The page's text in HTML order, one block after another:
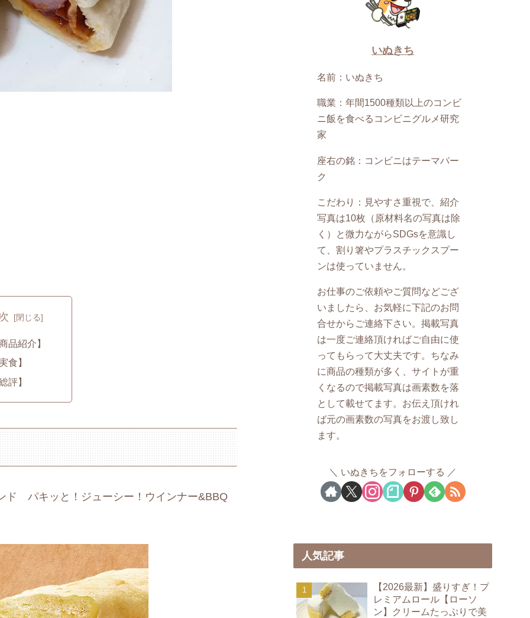
品紹介】
食】
評】
ド パキッと！ジューシー！ウインナー&BBQ
いぬきち
名前：いぬきち
職業：年間1500種類以上のコンビ
ニ飯を食べるコンビニグルメ研究
家
座右の銘：コンビニはテーマパー
ク
こだわり：見やすさ重視で、紹介
写真は10枚（原材料名の写真は除
く）と微力ながらSDGsを意識し
て、割り箸やプラスチックスプー
ンは使っていません。
お仕事のご依頼やご質問などござ
いましたら、お気軽に下記のお問
合せからご連絡下さい。掲載写真
は一度ご連絡頂ければご自由に使
ってもらって大丈夫です。ちなみ
に商品の種類が多く、サイトが重
くなるので掲載写真は画素数を落
として載せてます。お伝え頂けれ
ば元の画素数の写真をお渡し致し
ます。
いぬきちをフォローする
人気記事
【2026最新】盛りすぎ！プ
レミアムロール【ローソ
ン】クリームたっぷりで美